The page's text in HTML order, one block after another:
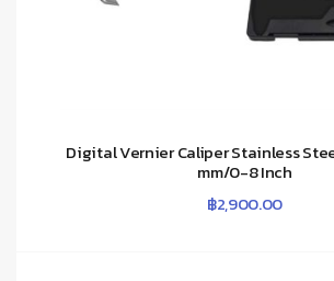
Digital Vernier Caliper Stainless
mm/0-8 Inch
฿2,900.00